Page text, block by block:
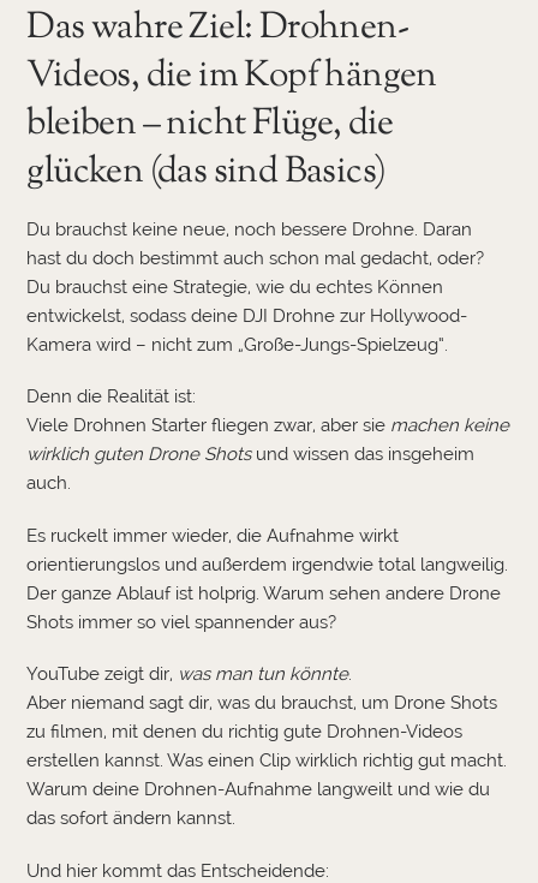
Das wahre Ziel: Drohnen-
Videos, die im Kopf hängen
bleiben – nicht Flüge, die
glücken (das sind Basics)
Du brauchst keine neue, noch bessere Drohne. Daran
hast du doch bestimmt auch schon mal gedacht, oder?
Du brauchst eine Strategie, wie du echtes Können
entwickelst, sodass deine DJI Drohne zur Hollywood-
Kamera wird – nicht zum „Große-Jungs-Spielzeug“.
Denn die Realität ist:
Viele Drohnen Starter fliegen zwar, aber sie machen keine
wirklich guten Drone Shotsund wissen das insgeheim
auch.
Es ruckelt immer wieder, die Aufnahme wirkt
orientierungslos und außerdem irgendwie total langweilig.
Der ganze Ablauf ist holprig. Warum sehen andere Drone
Shots immer so viel spannender aus?
YouTube zeigt dir, was man tun könnte.
Aber niemand sagt dir, was du brauchst, um Drone Shots
zu filmen, mit denen du richtig gute Drohnen-Videos
erstellen kannst. Was einen Clip wirklich richtig gut macht.
Warum deine Drohnen-Aufnahme langweilt und wie du
das sofort ändern kannst.
Und hier kommt das Entscheidende: